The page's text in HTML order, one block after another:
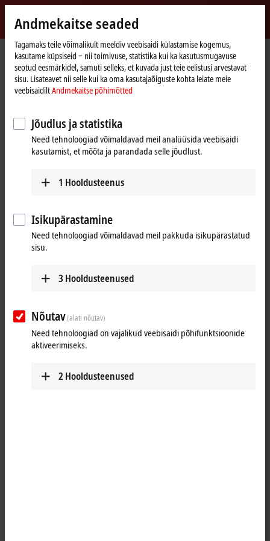
Beckhoff
-
New
Automation
Technology
Avaleht Products I/O I/O-specific accessories
Pre-assembled cables
ZK2000-7200-0xxx
ZK2000-7200-0xxx | Sensor
cable, PUR, 4 x 0.34 mm², drag-
chain suitable
Andmekaitse seaded
Tagamaks teile võimalikult meeldiv veebisaidi külastamise kogemus,
kasutame küpsiseid ‒ nii toimivuse, statistika kui ka kasutusmugavuse
seotud eesmärkidel, samuti selleks, et kuvada just teie eelistusi arvestavat
sisu. Lisateavet nii selle kui ka oma kasutajaõiguste kohta leiate meie
veebisaidiltAndmekaitse põhimõtted
Jõudlus ja statistika
Need tehnoloogiad võimaldavad meil analüüsida veebisaidi
kasutamist, et mõõta ja parandada selle jõudlust.
1 Hooldusteenus
Isikupärastamine
Need tehnoloogiad võimaldavad meil pakkuda isikupärastatud
sisu.
3 Hooldusteenused
Nõutav(alati nõutav)
Need tehnoloogiad on vajalikud veebisaidi põhifunktsioonide
aktiveerimiseks.
2 Hooldusteenused